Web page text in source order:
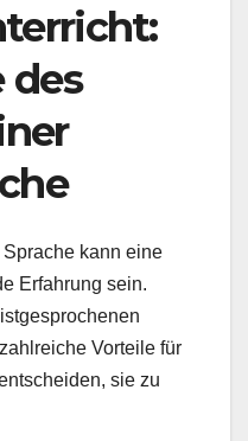
des
kann eine
Erfahrung sein.
Vorteile für
sie zu